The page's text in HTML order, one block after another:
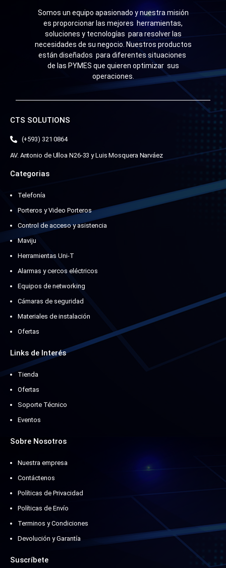
Somos un equipo apasionado y nuestra misión
es proporcionar las mejores herramientas,
soluciones y tecnologías para resolver las
necesidades de su negocio. Nuestros productos
están diseñados para diferentes situaciones
de las PYMES que quieren optimizar sus
operaciones.
CTS SOLUTIONS
(+593) 321 0864
AV. Antonio de Ulloa N26-33 y Luis Mosquera Narváez
Categorias
Telefonía
Porteros y Video Porteros
Control de acceso y asistencia
Maviju
Herramientas Uni-T
Alarmas y cercos eléctricos
Equipos de networking
Cámaras de seguridad
Materiales de instalación
Ofertas
Links de Interés
Tienda
Ofertas
Soporte Técnico
Eventos
Sobre Nosotros
Nuestra empresa
Contáctenos
Políticas de Privacidad
Políticas de Envío
Terminos y Condiciones
Devolución y Garantía
Suscríbete